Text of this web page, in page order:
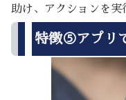
助け、アクションを実
特徴⑤アプリ